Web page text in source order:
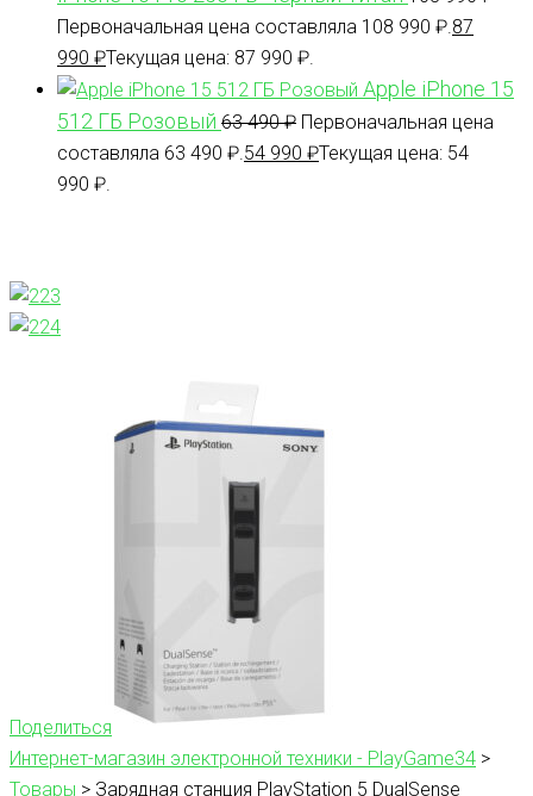
Первоначальная цена составляла 108 990 ₽. 87
990 ₽Текущая цена: 87 990 ₽.
Apple iPhone 15
512 ГБ Розовый 63 490₽ Первоначальная цена
составляла 63 490 ₽. 54 990 ₽Текущая цена: 54
990 ₽.
Поделиться
Интернет-магазин электронной техники - PlayGame34 >
Товары > Зарядная станция PlayStation 5 DualSense